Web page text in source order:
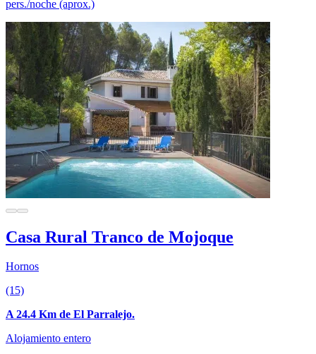
pers./noche (aprox.)
Casa Rural Tranco de Mojoque
Hornos
(15)
A 24.4 Km de El Parralejo.
Alojamiento entero